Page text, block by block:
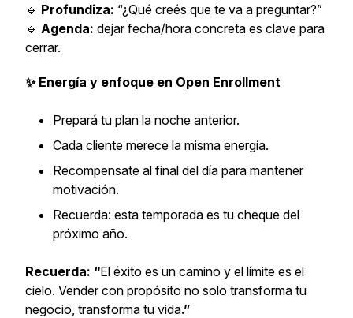
🔹 Profundiza: “¿Qué creés que te va a preguntar?”
🔹 Agenda: dejar fecha/hora concreta es clave para
cerrar.
✨ Energía y enfoque en Open Enrollment
Prepará tu plan la noche anterior.
Cada cliente merece la misma energía.
Recompensate al final del día para mantener
motivación.
Recuerda: esta temporada es tu cheque del
próximo año.
Recuerda: “El éxito es un camino y el límite es el
cielo. Vender con propósito no solo transforma tu
negocio, transforma tu vida.”